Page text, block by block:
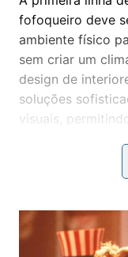
fofoqueiro deve
ambiente físico
sem criar um
design de
soluções
visuais,
viver em uma